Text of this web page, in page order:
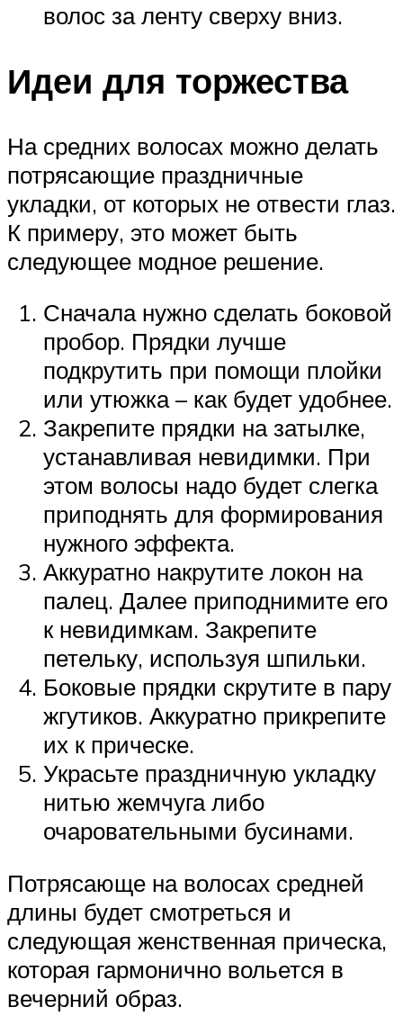
волос за ленту сверху вниз.
Идеи для торжества
На средних волосах можно делать
потрясающие праздничные
укладки, от которых не отвести глаз.
К примеру, это может быть
следующее модное решение.
Сначала нужно сделать боковой
пробор. Прядки лучше
подкрутить при помощи плойки
или утюжка – как будет удобнее.
Закрепите прядки на затылке,
устанавливая невидимки. При
этом волосы надо будет слегка
приподнять для формирования
нужного эффекта.
Аккуратно накрутите локон на
палец. Далее приподнимите его
к невидимкам. Закрепите
петельку, используя шпильки.
Боковые прядки скрутите в пару
жгутиков. Аккуратно прикрепите
их к прическе.
Украсьте праздничную укладку
нитью жемчуга либо
очаровательными бусинами.
Потрясающе на волосах средней
длины будет смотреться и
следующая женственная прическа,
которая гармонично вольется в
вечерний образ.